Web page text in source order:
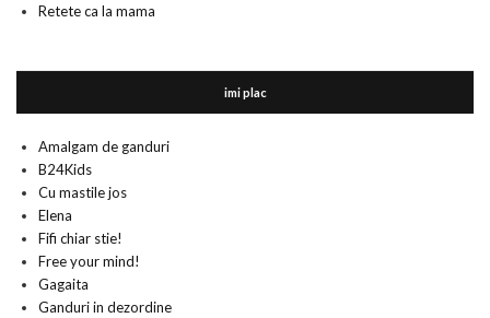
Retete ca la mama
imi plac
Amalgam de ganduri
B24Kids
Cu mastile jos
Elena
Fifi chiar stie!
Free your mind!
Gagaita
Ganduri in dezordine